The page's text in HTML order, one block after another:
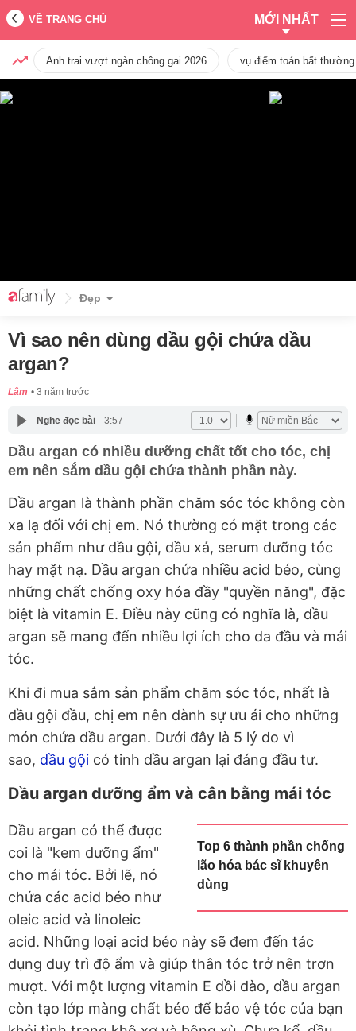
VỀ TRANG CHỦ MỚI NHẤT
Anh trai vượt ngàn chông gai 2026 vụ điểm toán bất
Đẹp
Vì sao nên dùng dầu gội chứa dầu
argan?
Lâm 3 năm trước
Nghe đọc bài 3:57
Dầu argan có nhiều dưỡng chất tốt cho tóc, chị
em nên sắm dầu gội chứa thành phần này.
Dầu argan là thành phần chăm sóc tóc không còn
xa lạ đối với chị em. Nó thường có mặt trong các
sản phẩm như dầu gội, dầu xả, serum dưỡng tóc
hay mặt nạ. Dầu argan chứa nhiều acid béo, cùng
những chất chống oxy hóa đầy "quyền năng", đặc
biệt là vitamin E. Điều này cũng có nghĩa là, dầu
argan sẽ mang đến nhiều lợi ích cho da đầu và mái
tóc.
Khi đi mua sắm sản phẩm chăm sóc tóc, nhất là
dầu gội đầu, chị em nên dành sự ưu ái cho những
món chứa dầu argan. Dưới đây là 5 lý do vì
sao, dầu gội có tinh dầu argan lại đáng đầu tư.
Dầu argan dưỡng ẩm và cân bằng mái tóc
Top 6 thành phần chống
lão hóa bác sĩ khuyên
dùng
Dầu argan có thể được
coi là "kem dưỡng ẩm"
cho mái tóc. Bởi lẽ, nó
chứa các acid béo như
oleic acid và linoleic
acid. Những loại acid béo này sẽ đem đến tác
dụng duy trì độ ẩm và giúp thân tóc trở nên trơn
mượt. Với một lượng vitamin E dồi dào, dầu argan
còn tạo lớp màng chất béo để bảo vệ tóc của bạn